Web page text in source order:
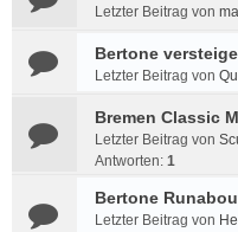
Letzter Beitrag von
Bertone
Letzter Beitrag von
Bremen Classic
Letzter Beitrag von
Antworten: 1
Bertone
Letzter Beitrag von